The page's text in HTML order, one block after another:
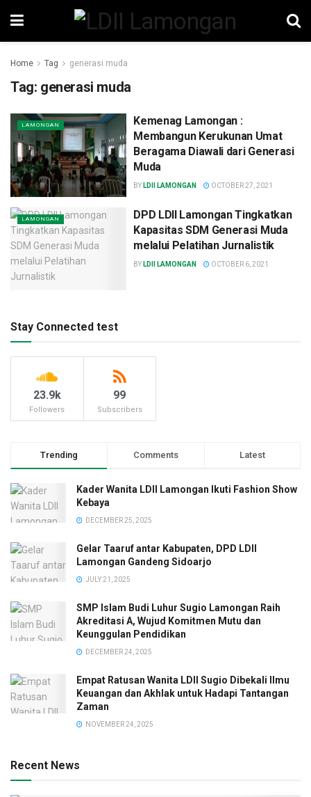
Home Tag generasi muda
Tag: generasi muda
LAMONGAN
Kemenag Lamongan :
Membangun Kerukunan Umat
Beragama Diawali dari Generasi
Muda
BY LDII LAMONGAN OCTOBER 27, 2021
LAMONGAN
DPD LDII Lamongan Tingkatkan
Kapasitas SDM Generasi Muda
melalui Pelatihan Jurnalistik
BY LDII LAMONGAN OCTOBER 6, 2021
Stay Connected test
23.9k
Followers
99
Subscribers
Trending Comments Latest
Kader Wanita LDII Lamongan Ikuti Fashion Show
Kebaya
DECEMBER 25, 2025
Gelar Taaruf antar Kabupaten, DPD LDII
Lamongan Gandeng Sidoarjo
JULY 21, 2025
SMP Islam Budi Luhur Sugio Lamongan Raih
Akreditasi A, Wujud Komitmen Mutu dan
Keunggulan Pendidikan
DECEMBER 24, 2025
Empat Ratusan Wanita LDII Sugio Dibekali Ilmu
Keuangan dan Akhlak untuk Hadapi Tantangan
Zaman
NOVEMBER 24, 2025
Recent News